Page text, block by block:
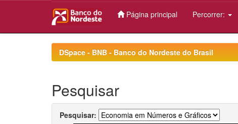
Página principal Percorrer:
DSpace - BNB - Banco do Nordeste do Brasil
Pesquisar
Pesquisar: